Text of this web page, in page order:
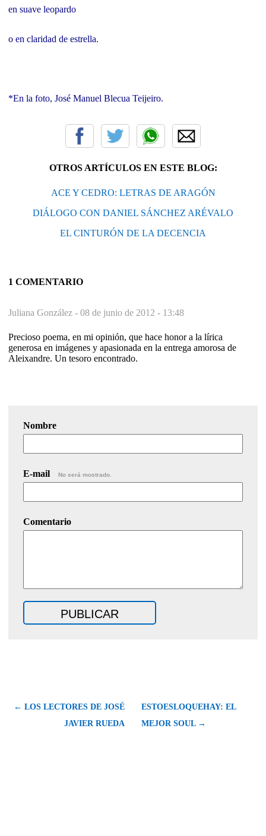
en suave leopardo
o en claridad de estrella.
*En la foto, José Manuel Blecua Teijeiro.
OTROS ARTÍCULOS EN ESTE BLOG:
ACE Y CEDRO: LETRAS DE ARAGÓN
DIÁLOGO CON DANIEL SÁNCHEZ ARÉVALO
EL CINTURÓN DE LA DECENCIA
1 COMENTARIO
Juliana González - 08 de junio de 2012 - 13:48
Precioso poema, en mi opinión, que hace honor a la lírica
generosa en imágenes y apasionada en la entrega amorosa de
Aleixandre. Un tesoro encontrado.
Nombre
E-mail No será mostrado.
Comentario
← LOS LECTORES DE JOSÉ
JAVIER RUEDA
ESTOESLOQUEHAY: EL
MEJOR SOUL →